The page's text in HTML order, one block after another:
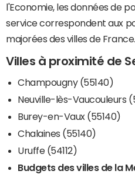
l'Economie, les données de
service correspondent aux
majorées des villes de France.
Villes à proximité de
Champougny (55140)
Neuville-lès-Vaucouleurs
Burey-en-Vaux (55140)
Chalaines (55140)
Uruffe (54112)
Budgets des villes de la